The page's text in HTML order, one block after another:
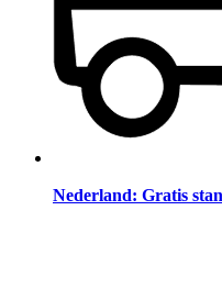
Nederland: Gratis